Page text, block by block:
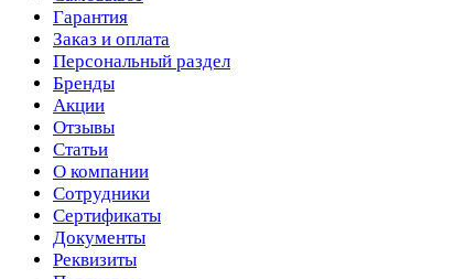
Гарантия
Заказ и оплата
Персональный раздел
Бренды
Акции
Отзывы
Статьи
О компании
Сотрудники
Сертификаты
Документы
Реквизиты